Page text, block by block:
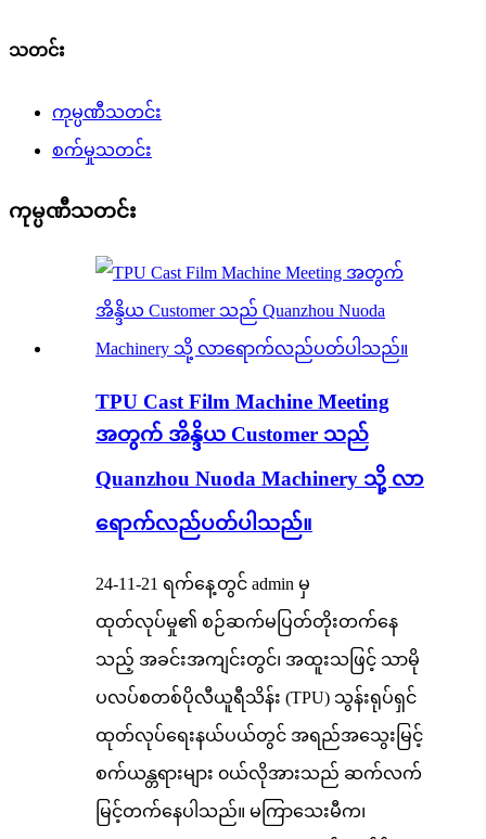
သတင်း
ကုမ္ပဏီသတင်း
စက်မှုသတင်း
ကုမ္ပဏီသတင်း
TPU Cast Film Machine Meeting
အတွက် အိန္ဒိယ Customer သည်
Quanzhou Nuoda Machinery သို့ လာ
ရောက်လည်ပတ်ပါသည်။
24-11-21 ရက်နေ့တွင် admin မှ
ထုတ်လုပ်မှု၏ စဉ်ဆက်မပြတ်တိုးတက်နေ
သည့် အခင်းအကျင်းတွင်၊ အထူးသဖြင့် သာမို
ပလပ်စတစ်ပိုလီယူရီသိန်း (TPU) သွန်းရုပ်ရှင်
ထုတ်လုပ်ရေးနယ်ပယ်တွင် အရည်အသွေးမြင့်
စက်ယန္တရားများ ၀ယ်လိုအားသည် ဆက်လက်
မြင့်တက်နေပါသည်။ မကြာသေးမီက၊